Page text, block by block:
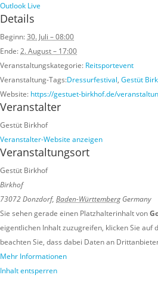
Outlook Live
Details
Beginn:30. Juli – 08:00
Ende:2. August – 17:00
Veranstaltungskategorie: Reitsportevent
Veranstaltung-Tags:Dressurfestival, Gestüt
Website: https://gestuet-birkhof.de/
Veranstalter
Gestüt Birkhof
Veranstalter-Website anzeigen
Veranstaltungsort
Gestüt Birkhof
Birkhof
73072 Donzdorf, Baden-Württemberg Germany
Sie sehen gerade einen Platzhalterinhalt von
eigentlichen Inhalt zuzugreifen, klicken Sie auf
beachten Sie, dass dabei Daten an
Mehr Informationen
Inhalt entsperren